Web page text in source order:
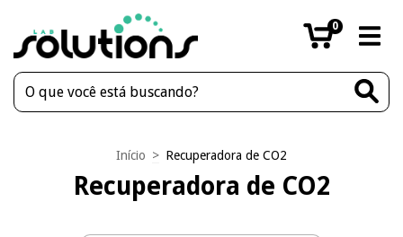
0
Início > Recuperadora de CO2
Recuperadora de CO2